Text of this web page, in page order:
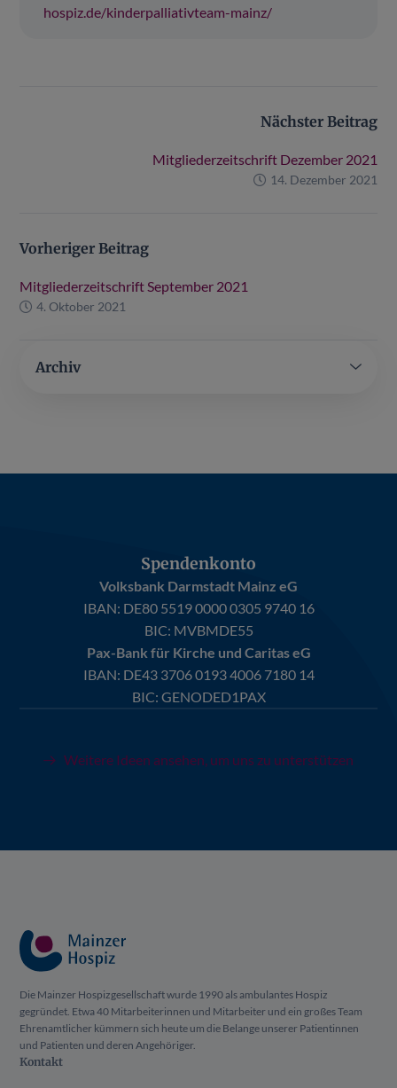
hospiz.de/kinderpalliativteam-mainz/
Vorheriger Beitrag
Mitgliederzeitschrift September 2021
4. Oktober 2021
Nächster Beitrag
Mitgliederzeitschrift Dezember 2021
14. Dezember 2021
Archiv
Spendenkonto
Volksbank Darmstadt Mainz eG
IBAN: DE80 5519 0000 0305 9740 16
BIC: MVBMDE55
Pax-Bank für Kirche und Caritas eG
IBAN: DE43 3706 0193 4006 7180 14
BIC: GENODED1PAX
Weitere Ideen ansehen, um uns zu unterstützen
Die Mainzer Hospizgesellschaft wurde 1990 als ambulantes Hospiz
gegründet. Etwa 40 Mitarbeiterinnen und Mitarbeiter und ein großes Team
Ehrenamtlicher kümmern sich heute um die Belange unserer Patientinnen
und Patienten und deren Angehöriger.
Kontakt